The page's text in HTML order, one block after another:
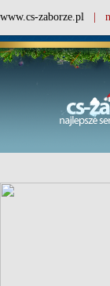
www.cs-zaborze.pl |